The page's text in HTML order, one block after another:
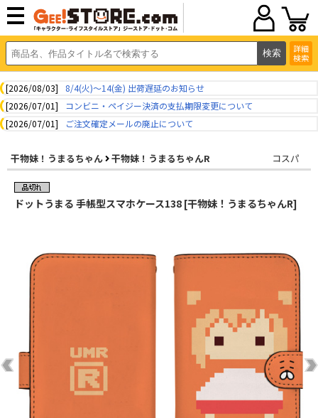
詳細
検索
[2026/08/03]
8/4(火)～14(金) 出荷遅延のお知らせ
[2026/07/01]
コンビニ・ペイジー決済の支払期限変更について
[2026/07/01]
ご注文確定メールの廃止について
干物妹！うまるちゃん 干物妹！うまるちゃんR コスパ
ドットうまる 手帳型スマホケース138 [干物妹！うまるちゃんR]